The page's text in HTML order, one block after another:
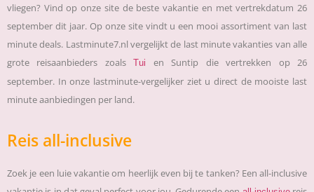
vliegen? Vind op onze site de beste vakantie en met vertrekdatum 26
september dit jaar. Op onze site vindt u een mooi assortiment van last
minute deals. Lastminute7.nl vergelijkt de last minute vakanties van alle
grote reisaanbieders zoalsTui
en Suntip die vertrekken op 26
september. In onze lastminute-vergelijker ziet u direct de mooiste last
minute aanbiedingen per land.
Reis all-inclusive
Zoek je een luie vakantie om heerlijk even bij te tanken? Een all-inclusive